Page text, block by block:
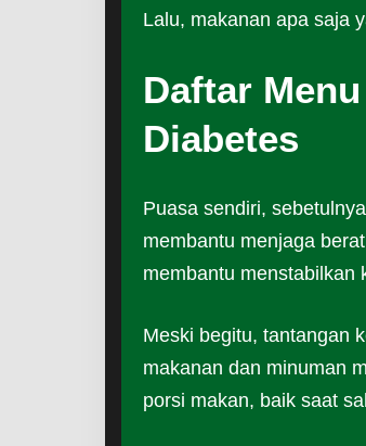
Lalu, makanan apa saja
Daftar
Diabetes
Puasa sendiri,
membantu menjaga
membantu menstabilkan
Meski begitu, tantangan
makanan dan minuman
porsi makan, baik saat